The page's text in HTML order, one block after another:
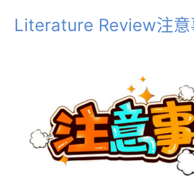
Literature Review注意